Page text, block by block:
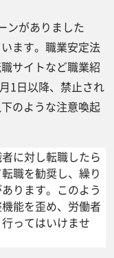
ンがありました
ます。職業安定法
サイトなど職業紹
1日以降、禁止され
のような注意喚起
に対し転職したら
職を勧奨し、繰り
ります。このよう
能を歪め、労働者
ってはいけませ